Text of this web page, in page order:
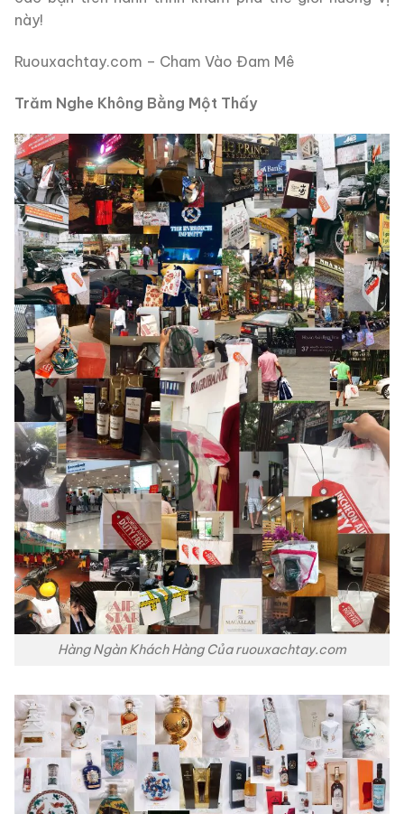
này!
Ruouxachtay.com – Cham Vào Đam Mê
Trăm Nghe Không Bằng Một Thấy
Hàng Ngàn Khách Hàng Của ruouxachtay.com